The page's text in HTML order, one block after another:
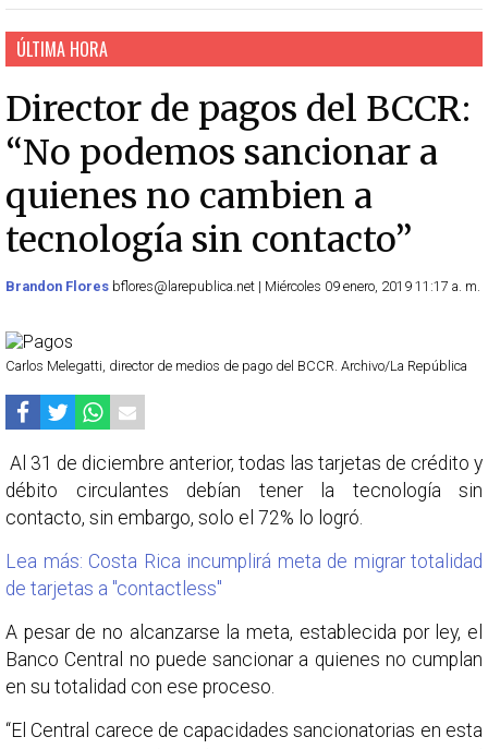
ÚLTIMA HORA
Director de pagos del BCCR:
“No podemos sancionar a
quienes no cambien a
tecnología sin contacto”
Brandon Flores bflores@larepublica.net | Miércoles 09 enero, 2019 11:17 a. m.
Carlos Melegatti, director de medios de pago del BCCR. Archivo/La República
Al 31 de diciembre anterior, todas las tarjetas de crédito y
débito circulantes debían tener la tecnología sin
contacto, sin embargo, solo el 72% lo logró.
Lea más: Costa Rica incumplirá meta de migrar totalidad
de tarjetas a "contactless"
A pesar de no alcanzarse la meta, establecida por ley, el
Banco Central no puede sancionar a quienes no cumplan
en su totalidad con ese proceso.
“El Central carece de capacidades sancionatorias en esta